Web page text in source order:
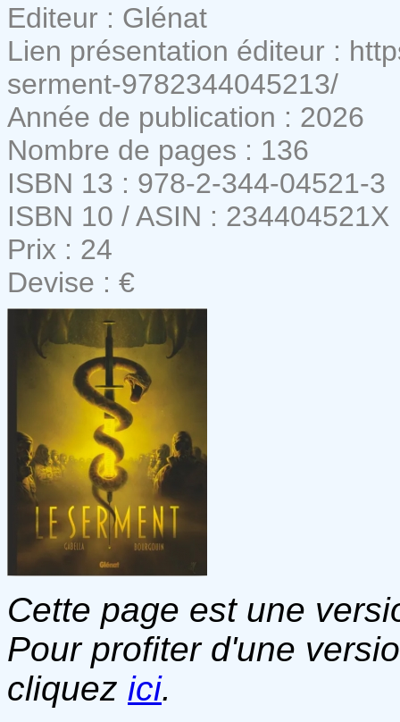
Editeur : Glénat
Lien présentation éditeur :
serment-9782344045213/
Année de publication : 2026
Nombre de pages : 136
ISBN 13 : 978-2-344-04521-3
ISBN 10 / ASIN : 234404521X
Prix : 24
Devise : €
Cette page est une
Pour profiter d'une
cliquez ici.